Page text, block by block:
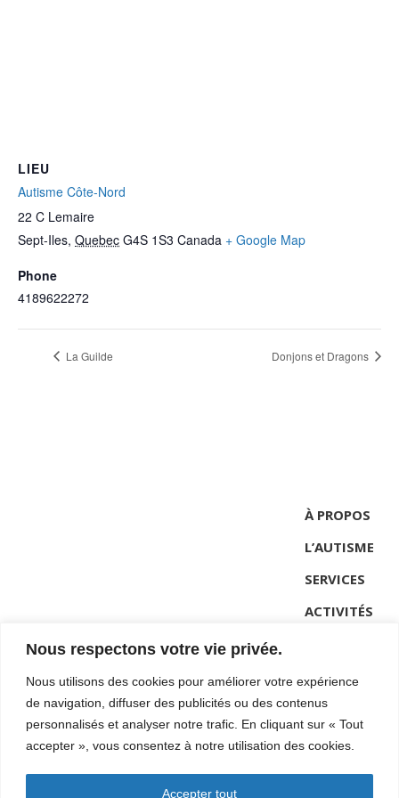
Nous respectons votre vie privée.
Nous utilisons des cookies pour améliorer votre expérience
de navigation, diffuser des publicités ou des contenus
personnalisés et analyser notre trafic. En cliquant sur « Tout
accepter », vous consentez à notre utilisation des cookies.
Accepter tout
LIEU
Autisme Côte-Nord
22 C Lemaire
Sept-Iles, Quebec G4S 1S3 Canada + Google Map
Phone
4189622272
La Guilde Donjons et Dragons
À PROPOS
L’AUTISME
SERVICES
ACTIVITÉS
CONTACT
418-962-2272 #101